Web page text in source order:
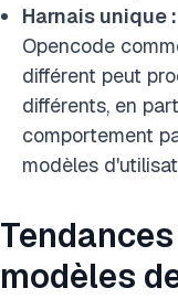
Harnais unique :
Opencode
différent peut
différents, en
comportement
modèles
modèles